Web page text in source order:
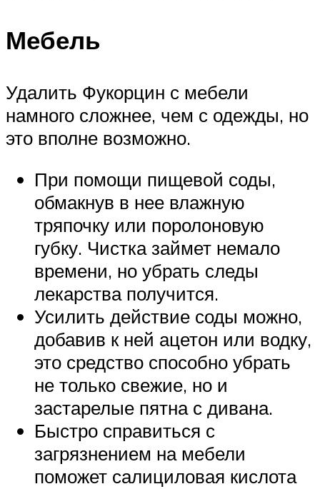
Мебель
Удалить Фукорцин с мебели
намного сложнее, чем с одежды, но
это вполне возможно.
При помощи пищевой соды,
обмакнув в нее влажную
тряпочку или поролоновую
губку. Чистка займет немало
времени, но убрать следы
лекарства получится.
Усилить действие соды можно,
добавив к ней ацетон или водку,
это средство способно убрать
не только свежие, но и
застарелые пятна с дивана.
Быстро справиться с
загрязнением на мебели
поможет салициловая кислота